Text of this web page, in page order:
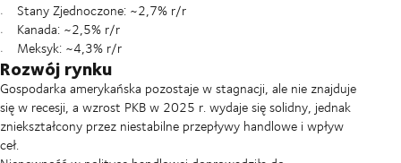
Stany Zjednoczone: ~2,7% r/r
Kanada: ~2,5% r/r
Meksyk: ~4,3% r/r
Rozwój rynku
Gospodarka amerykańska pozostaje w stagnacji, ale nie znajduje
się w recesji, a wzrost PKB w 2025 r. wydaje się solidny, jednak
zniekształcony przez niestabilne przepływy handlowe i wpływ
ceł.